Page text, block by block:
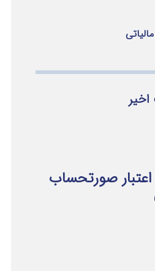
صورتحساب